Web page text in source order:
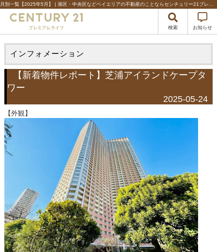
検索 お知らせ
インフォメーション
【新着物件レポート】芝浦アイランドケープタ
ワー
2025-05-24
【外観】